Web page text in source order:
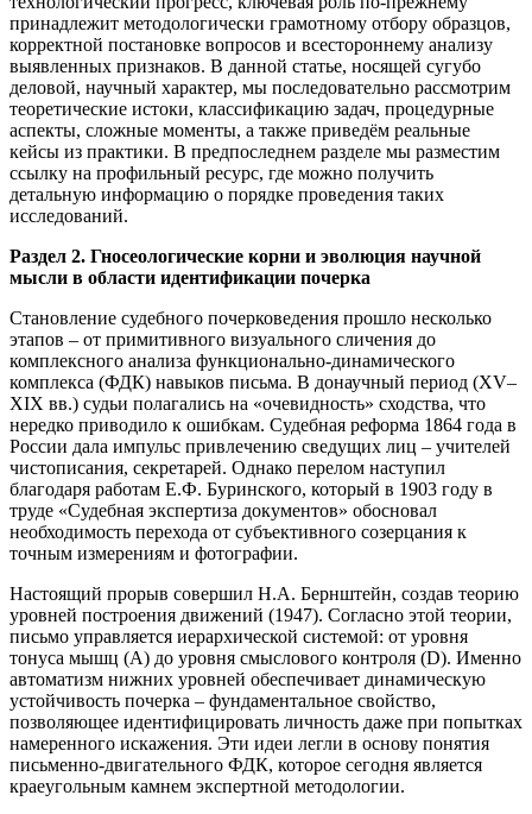
принадлежит методологически грамотному отбору образцов,
корректной постановке вопросов и всестороннему анализу
выявленных признаков. В данной статье, носящей сугубо
деловой, научный характер, мы последовательно рассмотрим
теоретические истоки, классификацию задач, процедурные
аспекты, сложные моменты, а также приведём реальные
кейсы из практики. В предпоследнем разделе мы разместим
ссылку на профильный ресурс, где можно получить
детальную информацию о порядке проведения таких
исследований.
Раздел 2. Гносеологические корни и эволюция научной
мысли в области идентификации почерка
Становление судебного почерковедения прошло несколько
этапов – от примитивного визуального сличения до
комплексного анализа функционально-динамического
комплекса (ФДК) навыков письма. В донаучный период (XV–
XIX вв.) судьи полагались на «очевидность» сходства, что
нередко приводило к ошибкам. Судебная реформа 1864 года в
России дала импульс привлечению сведущих лиц – учителей
чистописания, секретарей. Однако перелом наступил
благодаря работам Е.Ф. Буринского, который в 1903 году в
труде «Судебная экспертиза документов» обосновал
необходимость перехода от субъективного созерцания к
точным измерениям и фотографии.
Настоящий прорыв совершил Н.А. Бернштейн, создав теорию
уровней построения движений (1947). Согласно этой теории,
письмо управляется иерархической системой: от уровня
тонуса мышц (А) до уровня смыслового контроля (D). Именно
автоматизм нижних уровней обеспечивает динамическую
устойчивость почерка – фундаментальное свойство,
позволяющее идентифицировать личность даже при попытках
намеренного искажения. Эти идеи легли в основу понятия
письменно-двигательного ФДК, которое сегодня является
краеугольным камнем экспертной методологии.